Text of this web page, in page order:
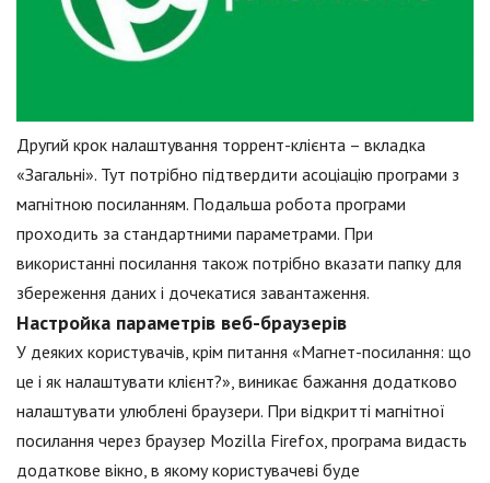
Другий крок налаштування торрент-клієнта – вкладка
«Загальні». Тут потрібно підтвердити асоціацію програми з
магнітною посиланням. Подальша робота програми
проходить за стандартними параметрами. При
використанні посилання також потрібно вказати папку для
збереження даних і дочекатися завантаження.
Настройка параметрів веб-браузерів
У деяких користувачів, крім питання «Магнет-посилання: що
це і як налаштувати клієнт?», виникає бажання додатково
налаштувати улюблені браузери. При відкритті магнітної
посилання через браузер Mozilla Firefox, програма видасть
додаткове вікно, в якому користувачеві буде